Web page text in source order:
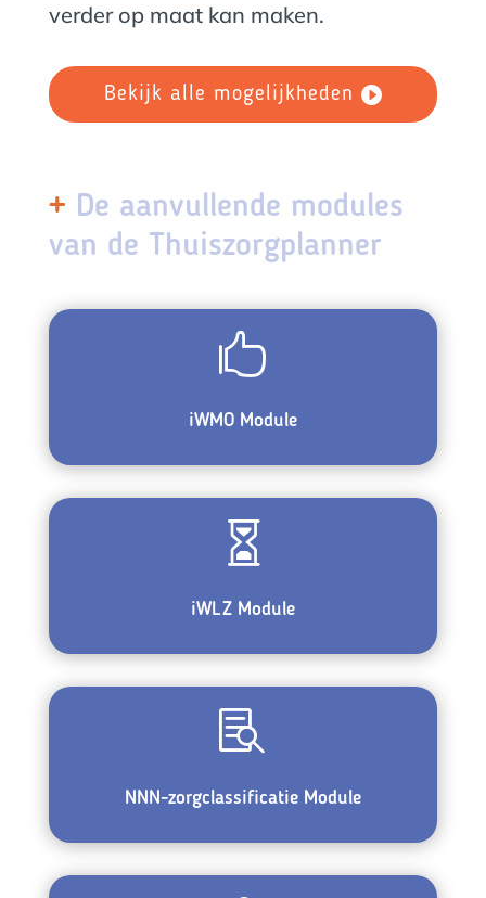
verder op maat kan maken.
Bekijk alle mogelijkheden
+De aanvullende modules
van de Thuiszorgplanner

iWMO Module

iWLZ Module

NNN-zorgclassificatie Module